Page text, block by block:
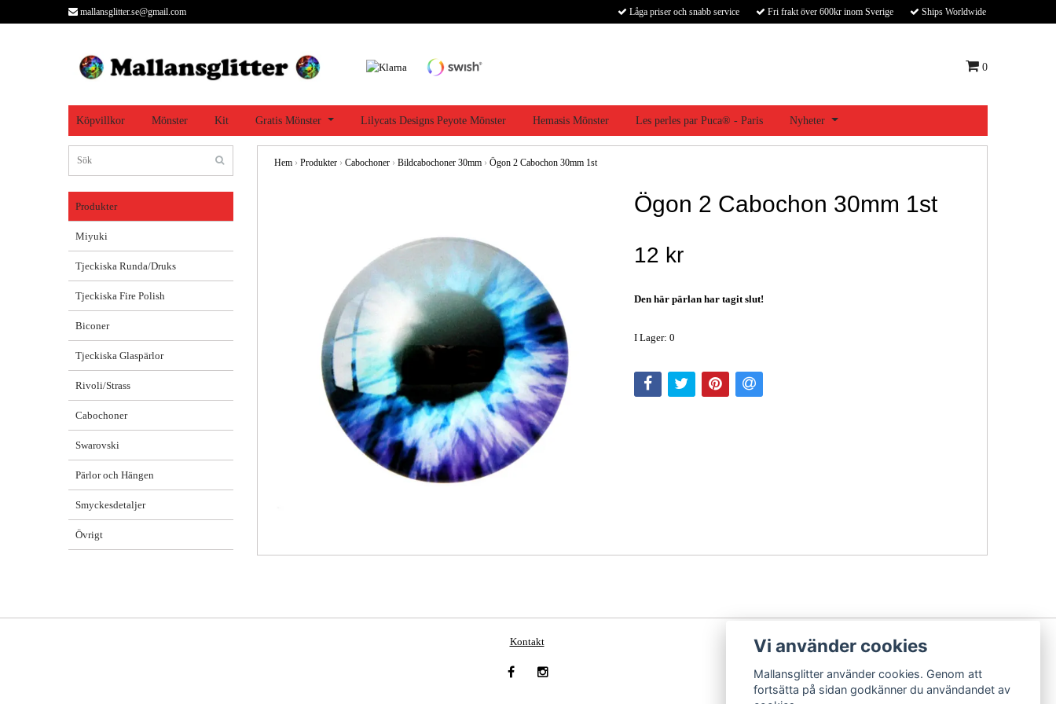
mallansglitter.se@gmail.com Låga priser och snabb service Fri frakt över 600kr inom Sverige Ships Worldwide
0
Köpvillkor Mönster Kit Gratis Mönster Lilycats Designs Peyote Mönster Hemasis Mönster Les perles par Puca® - Paris Nyheter
Produkter
Miyuki
Tjeckiska Runda/Druks
Tjeckiska Fire Polish
Biconer
Tjeckiska Glaspärlor
Rivoli/Strass
Cabochoner
Swarovski
Pärlor och Hängen
Smyckesdetaljer
Övrigt
Hem › Produkter › Cabochoner › Bildcabochoner 30mm › Ögon 2 Cabochon 30mm 1st
Ögon 2 Cabochon 30mm 1st
12 kr
Den här pärlan har tagit slut!
I Lager: 0
Kontakt Vi använder cookies
Mallansglitter använder cookies. Genom att
fortsätta på sidan godkänner du användandet av